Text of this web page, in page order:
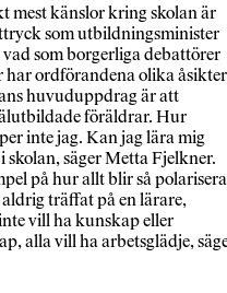
mest känslor kring skolan är
som utbildningsminister
som borgerliga debattörer
ordförandena olika
huvuduppdrag är att
föräldrar. Hur
inte jag. Kan jag lära mig
skolan, säger Metta Fjelkner.
på hur allt blir så
träffat på en lärare,
vill ha kunskap eller
alla vill ha arbetsglädje,